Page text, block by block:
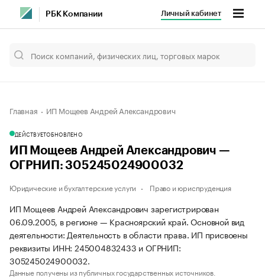
РБК Компании Личный кабинет
Главная ИП Мощеев Андрей Александрович
ДЕЙСТВУЕТОБНОВЛЕНО
ИП Мощеев Андрей Александрович —
ОГРНИП: 305245024900032
Юридические и бухгалтерские услуги Право и юриспруденция
ИП Мощеев Андрей Александрович зарегистрирован
06.09.2005, в регионе — Красноярский край. Основной вид
деятельности: Деятельность в области права. ИП присвоены
реквизиты ИНН: 245004832433 и ОГРНИП:
305245024900032.
Данные получены из публичных государственных источников.